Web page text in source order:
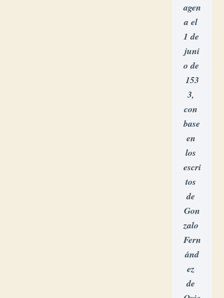
agen
a el
1 de
juni
o de
153
3,
con
base
en
los
escri
tos
de
Gon
zalo
Fern
ánd
ez
de